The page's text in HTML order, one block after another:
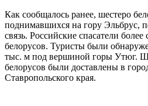
Как сообщалось ранее, шестеро
поднимавшихся на гору Эльбрус,
связь. Российские спасатели
белорусов. Туристы были
тыс. м под вершиной горы Утюг.
белорусов были доставлены в
Ставропольского края.